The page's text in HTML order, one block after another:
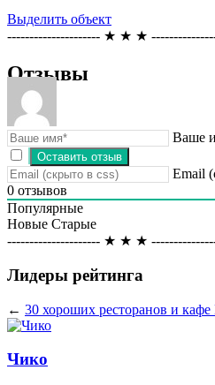
Выделить объект
--------------------- ★ ★ ★
Отзывы
Ваше
Email
0 отзывов
Популярные
Новые Старые
--------------------- ★ ★ ★
Лидеры рейтинга
← 30 хороших ресторанов и
Чико